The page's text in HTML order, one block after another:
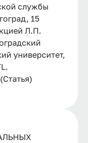
службы
15
Л.П.
университет,